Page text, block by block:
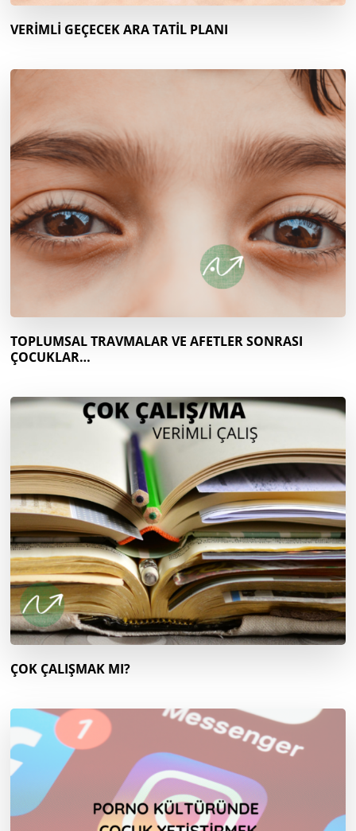
VERİMLİ GEÇECEK ARA TATİL PLANI
TOPLUMSAL TRAVMALAR VE AFETLER SONRASI
ÇOCUKLAR…
ÇOK ÇALIŞMAK MI?